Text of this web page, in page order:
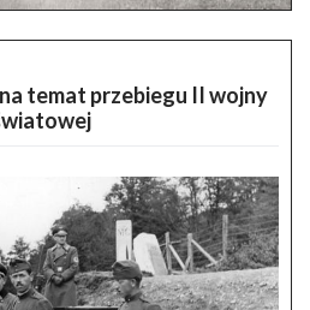
temat przebiegu II wojny